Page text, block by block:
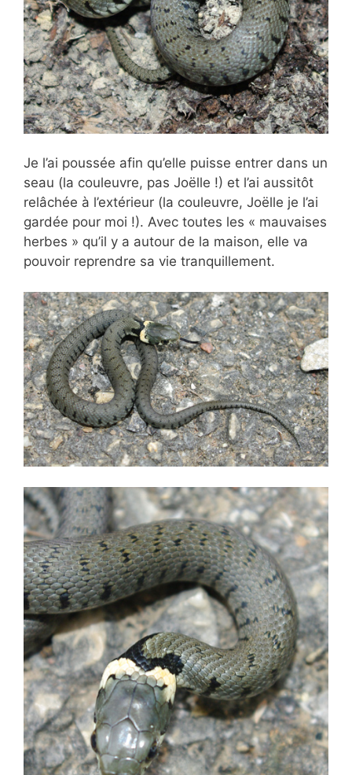
Je l’ai poussée afin qu’elle puisse entrer dans un
seau (la couleuvre, pas Joëlle !) et l’ai aussitôt
relâchée à l’extérieur (la couleuvre, Joëlle je l’ai
gardée pour moi !). Avec toutes les « mauvaises
herbes » qu’il y a autour de la maison, elle va
pouvoir reprendre sa vie tranquillement.